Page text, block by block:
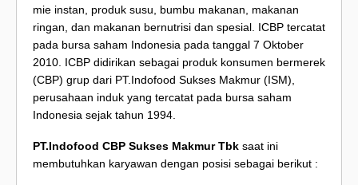
mie instan, produk susu, bumbu makanan, makanan
ringan, dan makanan bernutrisi dan spesial. ICBP tercatat
pada bursa saham Indonesia pada tanggal 7 Oktober
2010. ICBP didirikan sebagai produk konsumen bermerek
(CBP) grup dari PT.Indofood Sukses Makmur (ISM),
perusahaan induk yang tercatat pada bursa saham
Indonesia sejak tahun 1994.
PT.Indofood CBP Sukses Makmur Tbk saat ini
membutuhkan karyawan dengan posisi sebagai berikut :